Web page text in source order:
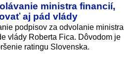
ministra financií,
aj pád vlády
podpisov za odvolanie ministra
vlády Roberta Fica. Dôvodom je
ratingu Slovenska.